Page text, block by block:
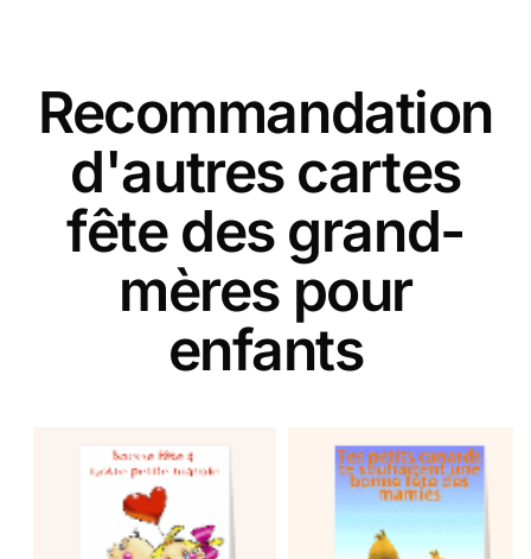
Recommandation
d'autres cartes
fête des grand-
mères pour
enfants